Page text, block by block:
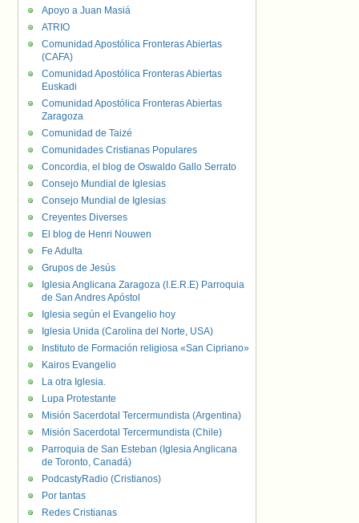
Apoyo a Juan Masiá
ATRIO
Comunidad Apostólica Fronteras Abiertas
(CAFA)
Comunidad Apostólica Fronteras Abiertas
Euskadi
Comunidad Apostólica Fronteras Abiertas
Zaragoza
Comunidad de Taizé
Comunidades Cristianas Populares
Concordia, el blog de Oswaldo Gallo Serrato
Consejo Mundial de Iglesias
Consejo Mundial de Iglesias
Creyentes Diverses
El blog de Henri Nouwen
Fe Adulta
Grupos de Jesús
Iglesia Anglicana Zaragoza (I.E.R.E) Parroquia
de San Andres Apóstol
Iglesia según el Evangelio hoy
Iglesia Unida (Carolina del Norte, USA)
Instituto de Formación religiosa «San Cipriano»
Kairos Evangelio
La otra Iglesia.
Lupa Protestante
Misión Sacerdotal Tercermundista (Argentina)
Misión Sacerdotal Tercermundista (Chile)
Parroquia de San Esteban (Iglesia Anglicana
de Toronto, Canadá)
PodcastyRadio (Cristianos)
Por tantas
Redes Cristianas